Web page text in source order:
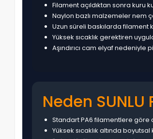
Filament açıldıktan sonra kuru
Naylon bazlı malzemeler nem
Uzun süreli baskılarda filament
Yüksek sıcaklık gerektiren
Aşındırıcı cam elyaf nedeniyle
Neden SUNLU
Standart PA6 filamentlere göre
Yüksek sıcaklık altında boyutsal